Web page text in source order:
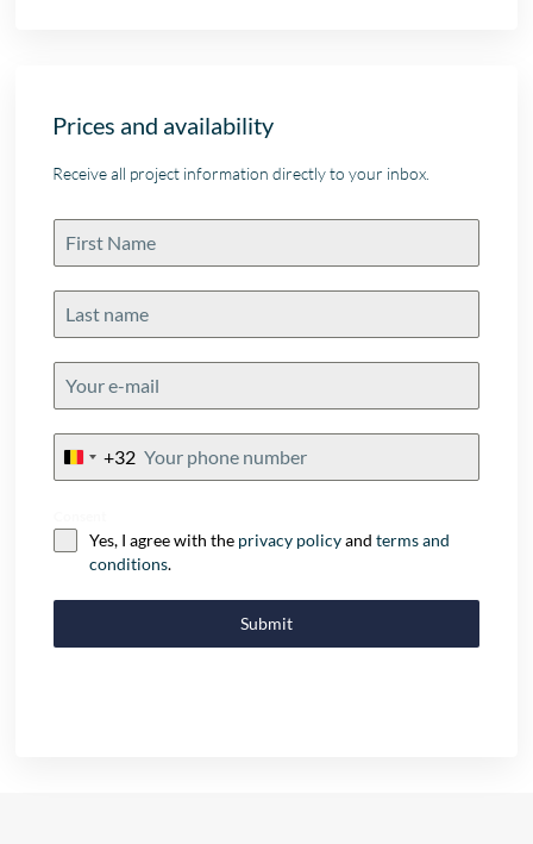
Prices and availability
Receive all project information directly to your inbox.
Belgium
+32
Yes, I agree with the privacy policyandterms and
conditions.
Submit